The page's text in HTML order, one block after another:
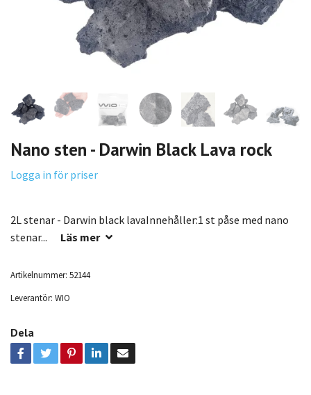
Nano sten - Darwin Black Lava rock
Logga in för priser
2L stenar - Darwin black lavaInnehåller:1 st påse med nano
stenar...
Läs mer
Artikelnummer: 52144
Leverantör: WIO
Dela